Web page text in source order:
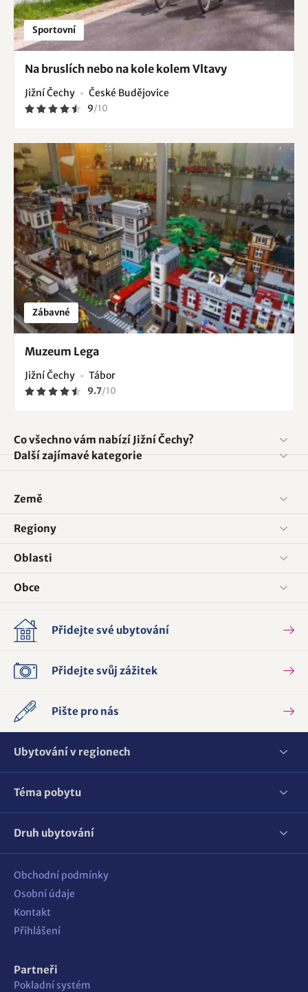
Sportovní
Na bruslích nebo na kole kolem Vltavy
Jižní Čechy České Budějovice
9/10
Zábavné
Muzeum Lega
Jižní Čechy Tábor
9.7/10
Co všechno vám nabízí Jižní Čechy?
Další zajímavé kategorie
Země
Regiony
Oblasti
Obce
Přidejte své ubytování
Přidejte svůj zážitek
Pište pro nás
Ubytování v regionech
Téma pobytu
Druh ubytování
Obchodní podmínky
Osobní údaje
Kontakt
Přihlášení
Partneři
Pokladní systém